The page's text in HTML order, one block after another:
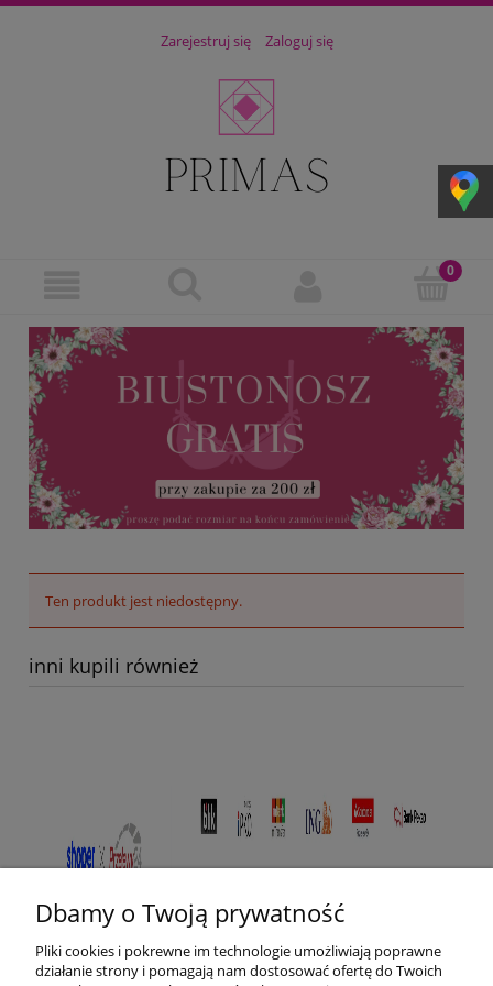
Zarejestruj się Zaloguj się
Ten produkt jest niedostępny.
inni kupili również
Dbamy o Twoją prywatność
Pliki cookies i pokrewne im technologie umożliwiają poprawne
działanie strony i pomagają nam dostosować ofertę do Twoich